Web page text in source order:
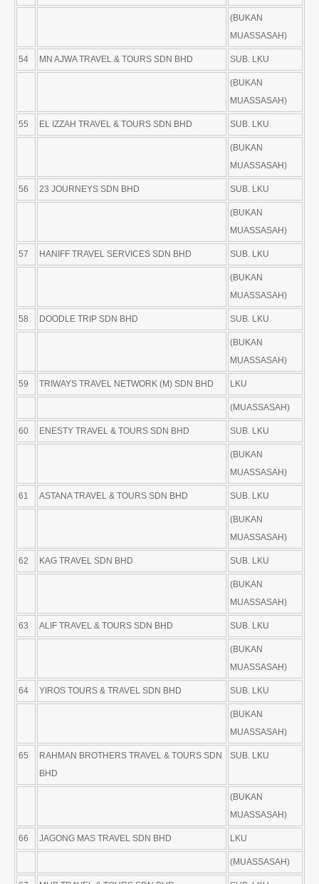
(BUKAN
MUASSASAH)
54 MN AJWA TRAVEL & TOURS SDN BHD SUB. LKU
(BUKAN
MUASSASAH)
55 EL IZZAH TRAVEL & TOURS SDN BHD SUB. LKU
(BUKAN
MUASSASAH)
56 23 JOURNEYS SDN BHD SUB. LKU
(BUKAN
MUASSASAH)
57 HANIFF TRAVEL SERVICES SDN BHD SUB. LKU
(BUKAN
MUASSASAH)
58 DOODLE TRIP SDN BHD SUB. LKU
(BUKAN
MUASSASAH)
59 TRIWAYS TRAVEL NETWORK (M) SDN BHD LKU
(MUASSASAH)
60 ENESTY TRAVEL & TOURS SDN BHD SUB. LKU
(BUKAN
MUASSASAH)
61 ASTANA TRAVEL & TOURS SDN BHD SUB. LKU
(BUKAN
MUASSASAH)
62 KAG TRAVEL SDN BHD SUB. LKU
(BUKAN
MUASSASAH)
63 ALIF TRAVEL & TOURS SDN BHD SUB. LKU
(BUKAN
MUASSASAH)
64 YIROS TOURS & TRAVEL SDN BHD SUB. LKU
(BUKAN
MUASSASAH)
65
RAHMAN BROTHERS TRAVEL & TOURS SDN
BHD
SUB. LKU
(BUKAN
MUASSASAH)
66 JAGONG MAS TRAVEL SDN BHD LKU
(MUASSASAH)